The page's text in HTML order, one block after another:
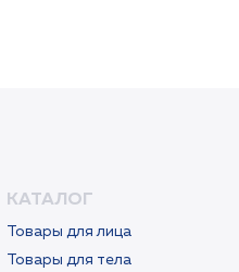
КАТАЛОГ
Товары для лица
Товары для тела